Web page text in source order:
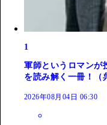
1
軍師というロマンが
を読み解く一冊！（
2026年08月04日 06:30